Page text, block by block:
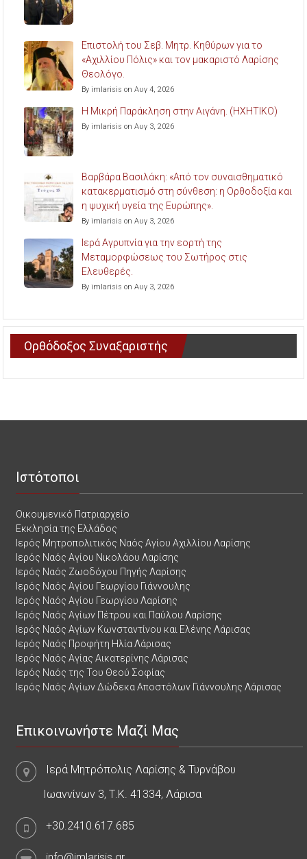
Επιστολή του Σεβ. Μητρ. Κηθύρων για το
«Αχιλλίου Πόλις» και τον μακαριστό Λαρίσης
Θεολόγο.
By imlarisis on Αυγ 4, 2026
Η Μικρή Παράκληση στην Αιγάνη. (ΗΧΗΤΙΚΟ)
By imlarisis on Αυγ 3, 2026
Βαρβάρα Βασιλάκη: «Από τον συναισθηματικό
κατακερματισμό στη σύνθεση: η Ορθοδοξία και
η ψυχική υγεία της Ευρώπης».
By imlarisis on Αυγ 3, 2026
Ιερά Αγρυπνία για την εορτή της
Μεταμορφώσεως του Σωτήρος στις
Ελευθερές.
By imlarisis on Αυγ 3, 2026
Ορθόδοξος Συναξαριστής
Ιστότοποι
Οικουμενικό Πατριαρχείο
Εκκλησία της Ελλάδος
Ιερός Μητροπολιτικός Ναός Αγίου Αχιλλίου Λαρίσης
Ιερός Ναός Αγίου Νικολάου Λαρίσης
Ιερός Ναός Ζωοδόχου Πηγής Λαρίσης
Ιερός Ναός Αγίου Γεωργίου Γιάννουλης
Ιερός Ναός Αγίου Γεωργίου Λαρίσης
Ιερός Ναός Αγίων Πέτρου και Παύλου Λαρίσης
Ιερός Ναός Αγίων Κωνσταντίνου και Ελένης Λάρισας
Ιερός Ναός Προφήτη Ηλία Λάρισας
Ιερός Ναός Αγίας Αικατερίνης Λάρισας
Ιερός Ναός της Του Θεού Σοφίας
Ιερός Ναός Αγίων Δώδεκα Αποστόλων Γιάννουλης Λάρισας
Επικοινωνήστε Μαζί Μας
Ιερά Μητρόπολις Λαρίσης & Τυρνάβου
Ιωαννίνων 3, Τ.Κ. 41334, Λάρισα
+30.2410.617.685